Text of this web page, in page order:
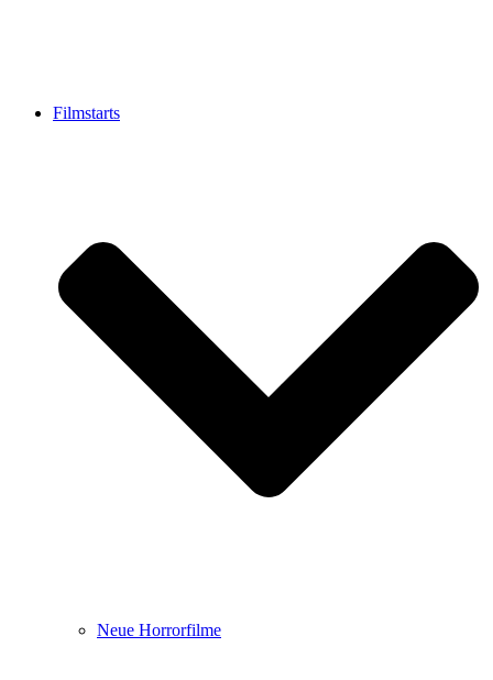
Filmstarts
Neue Horrorfilme